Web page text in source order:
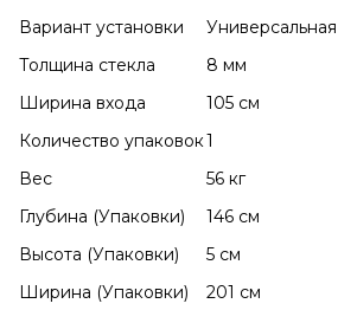
Вариант установки
Универсальная
Толщина стекла
8 мм
Ширина входа
105 см
Количество упаковок1
Вес
56 кг
Глубина (Упаковки)
146 см
Высота (Упаковки)
5 см
Ширина (Упаковки)
201 см